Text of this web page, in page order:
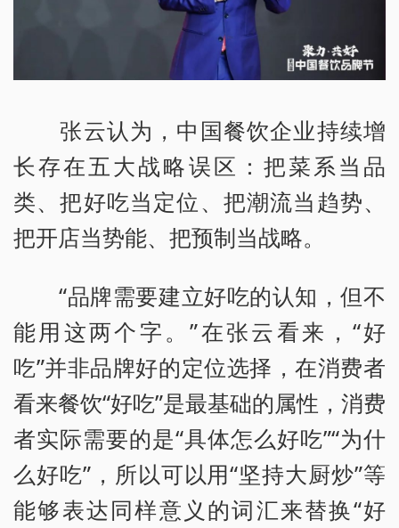
张云认为，中国餐饮企业持续增
长存在五大战略误区：把菜系当品
类、把好吃当定位、把潮流当趋势、
把开店当势能、把预制当战略。
“品牌需要建立好吃的认知，但不
能用这两个字。”在张云看来，“好
吃”并非品牌好的定位选择，在消费者
看来餐饮“好吃”是最基础的属性，消费
者实际需要的是“具体怎么好吃”“为什
么好吃”，所以可以用“坚持大厨炒”等
能够表达同样意义的词汇来替换“好